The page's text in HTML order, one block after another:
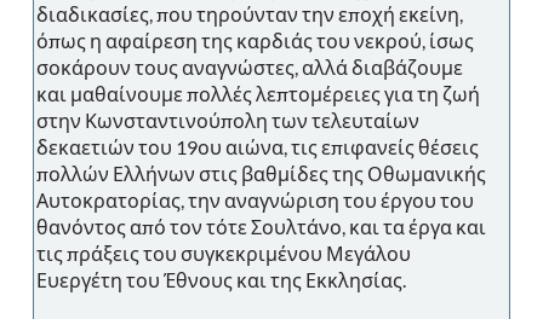
διαδικασίες, που τηρούνταν την εποχή εκείνη,
όπως η αφαίρεση της καρδιάς του νεκρού, ίσως
σοκάρουν τους αναγνώστες, αλλά διαβάζουμε
και μαθαίνουμε πολλές λεπτομέρειες για τη ζωή
στην Κωνσταντινούπολη των τελευταίων
δεκαετιών του 19ου αιώνα, τις επιφανείς θέσεις
πολλών Ελλήνων στις βαθμίδες της Οθωμανικής
Αυτοκρατορίας, την αναγνώριση του έργου του
θανόντος από τον τότε Σουλτάνο, και τα έργα και
τις πράξεις του συγκεκριμένου Μεγάλου
Ευεργέτη του Έθνους και της Εκκλησίας.